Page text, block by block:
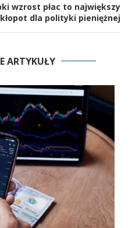
wzrost płac to największy
kłopot dla polityki pieniężnej
ARTYKUŁY